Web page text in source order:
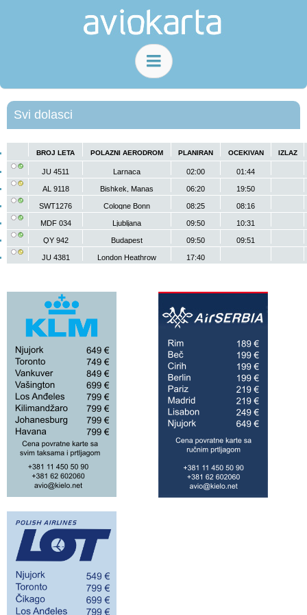
Svi dolasci
BROJ LETA POLAZNI AERODROM PLANIRAN OCEKIVAN IZLAZ
JU 4511 Larnaca 02:00 01:44
AL 9118 Bishkek, Manas
International Airport
06:20 19:50
SWT1276 Cologne Bonn 08:25 08:16
MDF 034 Ljubljana 09:50 10:31
QY 942 Budapest 09:50 09:51
JU 4381 London Heathrow 17:40